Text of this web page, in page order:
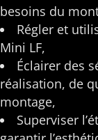
besoins du
Régler et
Mini LF,
Éclairer des
réalisation, de
montage,
Superviser